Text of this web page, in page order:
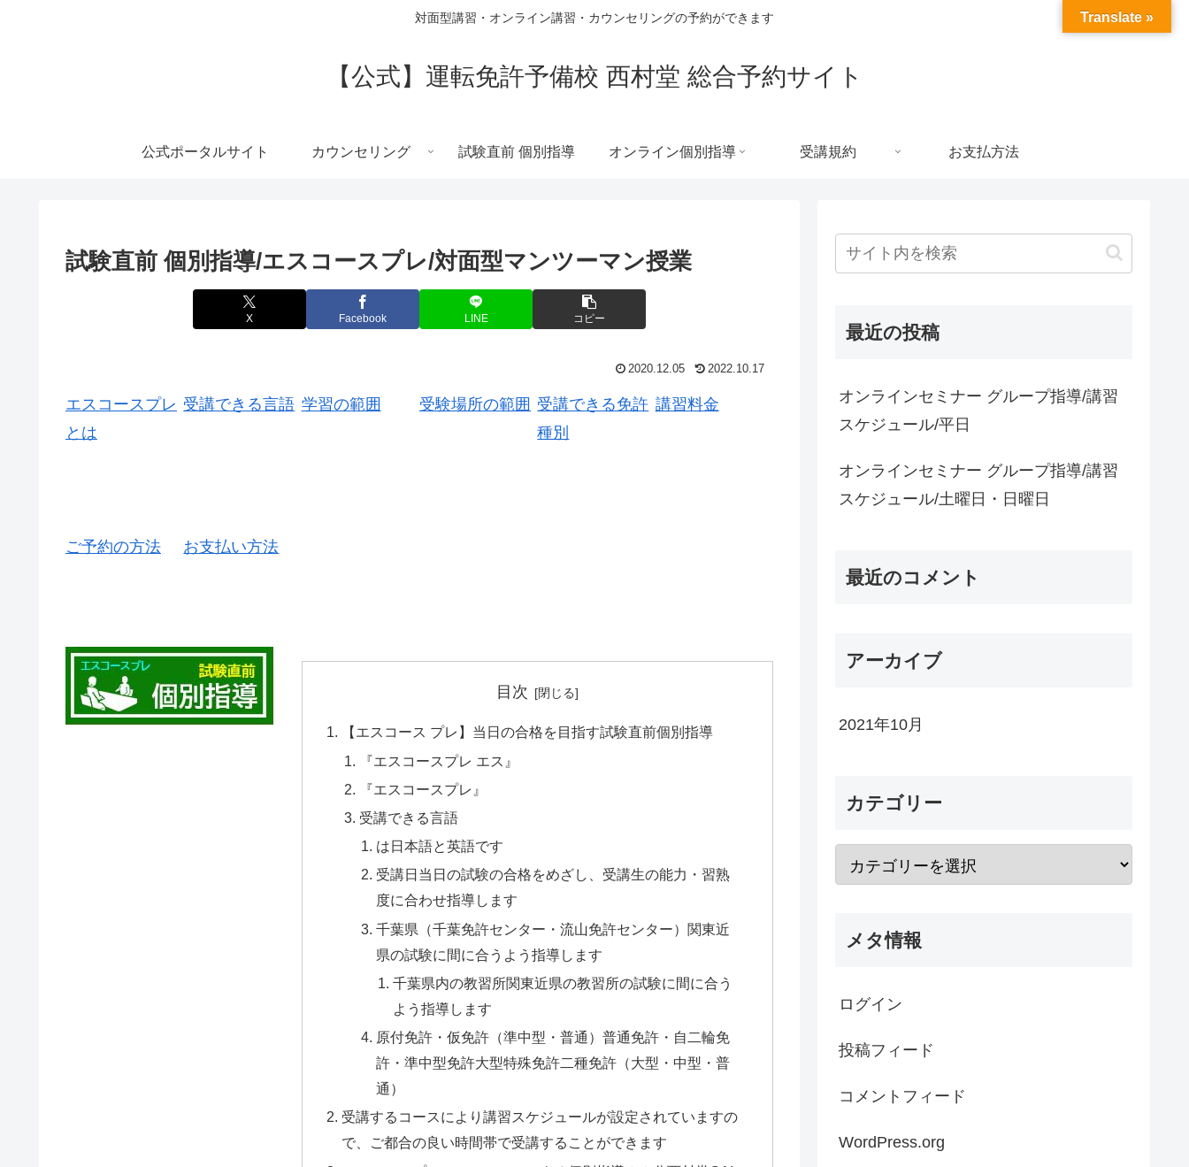
対面型講習・オンライン講習・カウンセリングの予約ができます
【公式】運転免許予備校 西村堂 総合予約サイト
公式ポータルサイト カウンセリング 試験直前 個別指導 オンライン個別指導 受講規約 お支払方法
試験直前 個別指導/エスコースプレ/対面型マンツーマン授業
X Facebook LINE コピー
2020.12.05 2022.10.17
エスコースプレ
とは
受講できる言語 学習の範囲 受験場所の範囲 受講できる免許
種別
講習料金
ご予約の方法 お支払い方法
目次
【エスコース プレ】当日の合格を目指す試験直前個別指導
『エスコースプレ エス』
『エスコースプレ』
受講できる言語
は日本語と英語です
受講日当日の試験の合格をめざし、受講生の能力・習熟
度に合わせ指導します
千葉県（千葉免許センター・流山免許センター）関東近
県の試験に間に合うよう指導します
千葉県内の教習所関東近県の教習所の試験に間に合う
よう指導します
原付免許・仮免許（準中型・普通）普通免許・自二輪免
許・準中型免許大型特殊免許二種免許（大型・中型・普
通）
受講するコースにより講習スケジュールが設定されていますの
で、ご都合の良い時間帯で受講することができます
最近の投稿
オンラインセミナー グループ指導/講習
スケジュール/平日
オンラインセミナー グループ指導/講習
スケジュール/土曜日・日曜日
最近のコメント
アーカイブ
2021年10月
カテゴリー
メタ情報
ログイン
投稿フィード
コメントフィード
WordPress.org
Translate »